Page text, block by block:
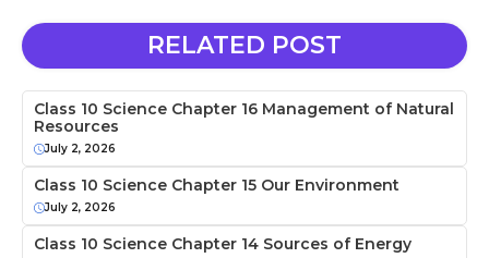
RELATED POST
Class 10 Science Chapter 16 Management of Natural
Resources
July 2, 2026
Class 10 Science Chapter 15 Our Environment
July 2, 2026
Class 10 Science Chapter 14 Sources of Energy